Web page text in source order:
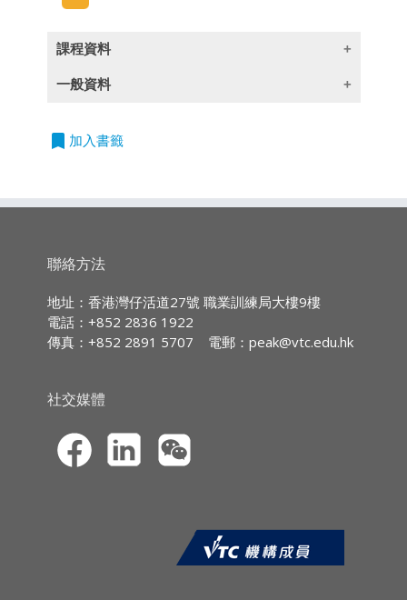
課程資料
Leadership: Inspiring People
認識在什麼情況下運用教練技巧
會議、績效評估及持續發展計畫等給予即
時回饋
採用以解決導向為本的問題來推動變革
課程報名
·CPD網上虛擬課程的報名申請須透過職
業訓練局持續專業進修網站
費。本院只處理填寫完整報名資料及已繳
一般資料
授課語言
持續專業進修
IA CPD Hours:
3
MPFA Non-core CPD Hours:
HKMA ECF CPD Hours 3
bookmark 加入書籤
聯絡方法
地址：香港灣仔活道27號 職業訓練局大樓9樓
電話：+852 2836 1922
傳真：+852 2891 5707
電郵： peak@vtc.edu.hk
社交媒體